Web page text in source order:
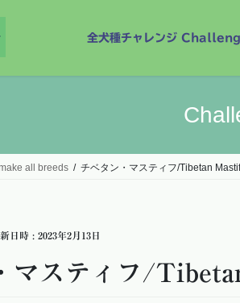
全犬種チャレンジ
all breeds チベタン・マスティフ/Tibetan
日時 : 2023年2月13日
マスティフ/